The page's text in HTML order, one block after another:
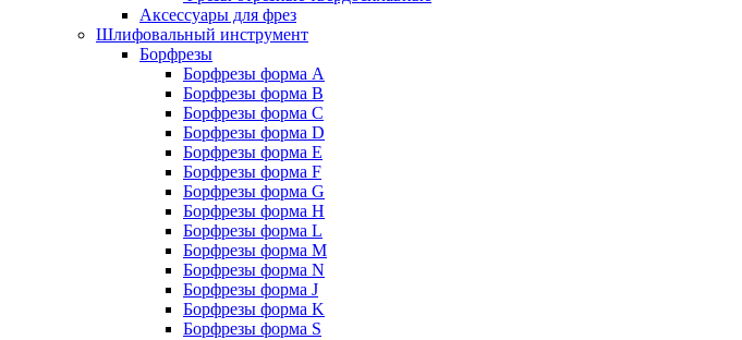
Аксессуары для фрез
Шлифовальный инструмент
Борфрезы
Борфрезы форма A
Борфрезы форма B
Борфрезы форма C
Борфрезы форма D
Борфрезы форма E
Борфрезы форма F
Борфрезы форма G
Борфрезы форма H
Борфрезы форма L
Борфрезы форма M
Борфрезы форма N
Борфрезы форма J
Борфрезы форма K
Борфрезы форма S